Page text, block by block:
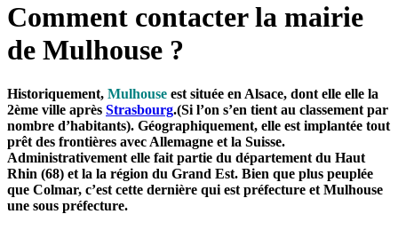
Comment contacter la mairie
de Mulhouse ?
Historiquement, Mulhouse est située en Alsace, dont elle elle la
2ème ville après Strasbourg.(Si l’on s’en tient au classement par
nombre d’habitants). Géographiquement, elle est implantée tout
prêt des frontières avec Allemagne et la Suisse.
Administrativement elle fait partie du département du Haut
Rhin (68) et la la région du Grand Est. Bien que plus peuplée
que Colmar, c’est cette dernière qui est préfecture et Mulhouse
une sous préfecture.